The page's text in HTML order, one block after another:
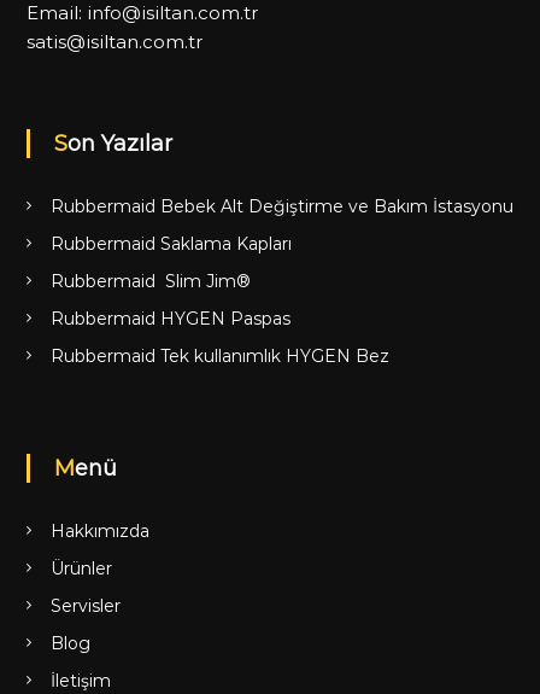
Email: info@isiltan.com.tr
satis@isiltan.com.tr
Son Yazılar
Rubbermaid Bebek Alt Değiştirme ve Bakım İstasyonu
Rubbermaid Saklama Kapları
Rubbermaid Slim Jim®
Rubbermaid HYGEN Paspas
Rubbermaid Tek kullanımlık HYGEN Bez
Menü
Hakkımızda
Ürünler
Servisler
Blog
İletişim